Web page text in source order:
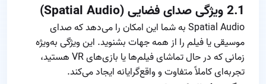
2.1ویژگی صدای فضایی (Spatial Audio)
Spatial Audio به شما این امکان را می‌دهد که صدای
موسیقی یا فیلم را از همه جهات بشنوید. این ویژگی به‌ویژه
زمانی که در حال تماشای فیلم‌ها یا بازی‌های VR هستید،
تجربه‌ای کاملاً متفاوت و واقع‌گرایانه ایجاد می‌کند.